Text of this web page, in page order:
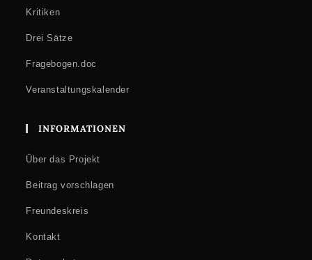
Kritiken
Drei Sätze
Fragebogen.doc
Veranstaltungskalender
INFORMATIONEN
Über das Projekt
Beitrag vorschlagen
Freundeskreis
Kontakt